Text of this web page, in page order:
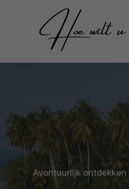
Hoe wilt
Avontuurlijk